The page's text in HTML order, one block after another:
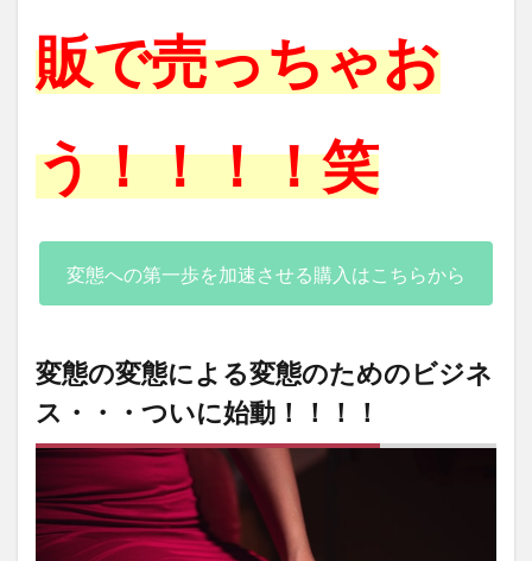
販で売っちゃお
う！！！！笑
変態への第一歩を加速させる購入はこちらから
変態の変態による変態のためのビジネ
ス・・・ついに始動！！！！